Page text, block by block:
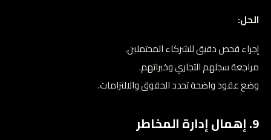
الحل:
إجراء فحص دقيق للشركاء المحتملين.
مراجعة سجلهم التجاري وخبراتهم.
وضع عقود واضحة تحدد الحقوق والالتزامات.
9. إهمال إدارة المخاطر